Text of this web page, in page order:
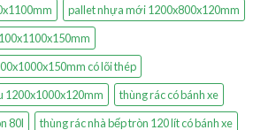
pallet nhựa mới 1200x800x120mm
có lõi thép
1200x1000x120mm
thùng rác có bánh xe
80l
thùng rác nhà bếp tròn 120 lít có bánh xe